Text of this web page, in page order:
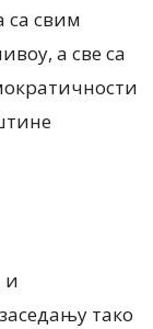
са свим
а све са
и
тако